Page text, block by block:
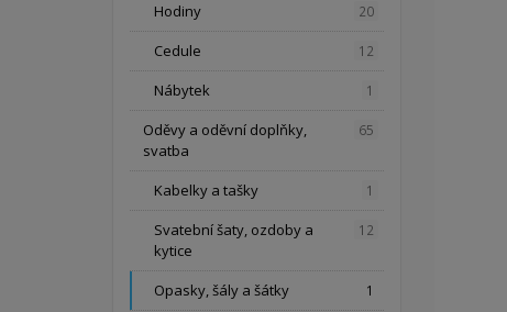
Hodiny 20
Cedule 12
Nábytek 1
Oděvy a oděvní doplňky,
svatba
65
Kabelky a tašky 1
Svatební šaty, ozdoby a
kytice
12
Opasky, šály a šátky 1